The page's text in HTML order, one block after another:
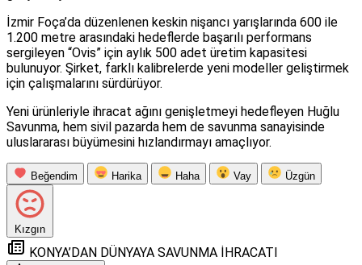
İzmir Foça’da düzenlenen keskin nişancı yarışlarında 600 ile
1.200 metre arasındaki hedeflerde başarılı performans
sergileyen “Ovis” için aylık 500 adet üretim kapasitesi
bulunuyor. Şirket, farklı kalibrelerde yeni modeller geliştirmek
için çalışmalarını sürdürüyor.
Yeni ürünleriyle ihracat ağını genişletmeyi hedefleyen Huğlu
Savunma, hem sivil pazarda hem de savunma sanayisinde
uluslararası büyümesini hızlandırmayı amaçlıyor.
Beğendim Harika Haha Vay Üzgün
Kızgın
KONYA’DAN DÜNYAYA SAVUNMA İHRACATI